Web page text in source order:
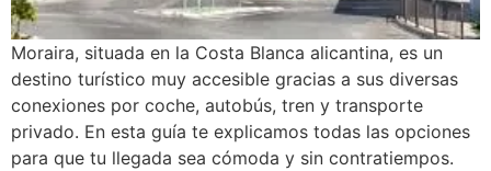
Moraira, situada en la Costa Blanca alicantina, es un
destino turístico muy accesible gracias a sus diversas
conexiones por coche, autobús, tren y transporte
privado. En esta guía te explicamos todas las opciones
para que tu llegada sea cómoda y sin contratiempos.